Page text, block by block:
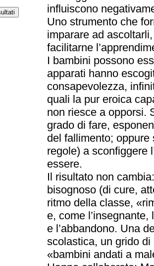
influiscono
Uno strumento che
imparare ad
facilitarne
I bambini possono
apparati hanno
consapevolezza,
quali la pur eroica
non riesce a opporsi.
grado di fare,
del fallimento;
regole) a sconfiggere
essere.
Il risultato non
bisognoso (di cure,
ritmo della classe,
e, come
e l’abbandono. Una
scolastica, un grido
«bambini andati a